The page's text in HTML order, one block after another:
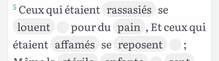
5 Ceux qui étaient rassasiés se
louent
pour du pain , Et ceux qui
étaient affamés se reposent
;